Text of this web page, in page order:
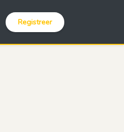
Registreer